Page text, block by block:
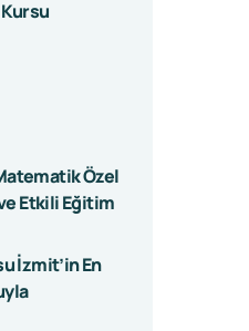
Özel
Etkili Eğitim
İzmit’in En